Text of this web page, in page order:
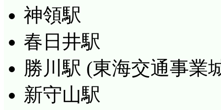
神領駅
春日井駅
勝川駅 (東海交通事業
新守山駅